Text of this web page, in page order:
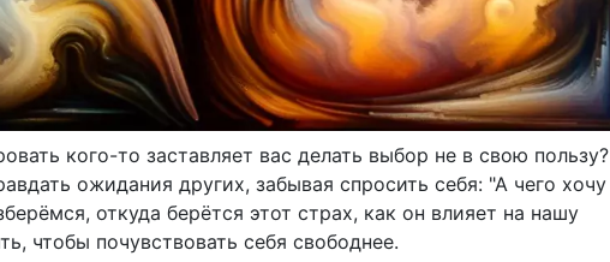
кого-то заставляет вас делать выбор не в свою пользу?
ожидания других, забывая спросить себя: "А чего хочу
откуда берётся этот страх, как он влияет на нашу
чтобы почувствовать себя свободнее.